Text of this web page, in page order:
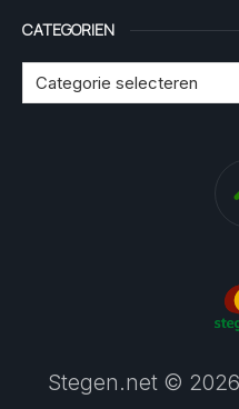
CATEGORIEN
Stegen.net ©